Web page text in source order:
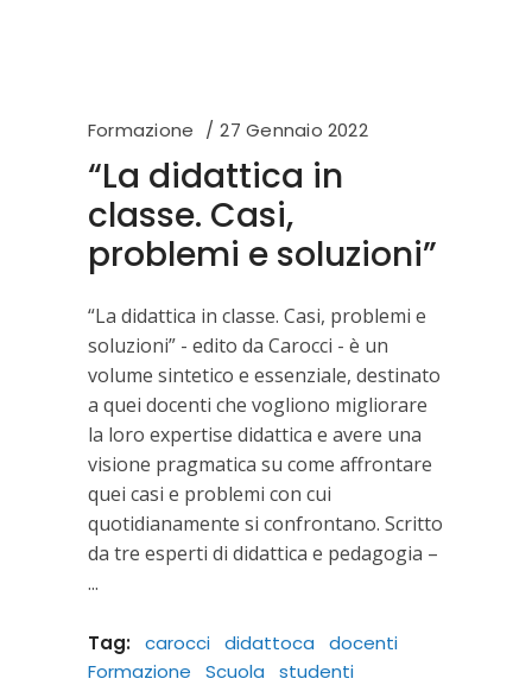
Formazione 27 Gennaio 2022
“La didattica in
classe. Casi,
problemi e soluzioni”
“La didattica in classe. Casi, problemi e
soluzioni” - edito da Carocci - è un
volume sintetico e essenziale, destinato
a quei docenti che vogliono migliorare
la loro expertise didattica e avere una
visione pragmatica su come affrontare
quei casi e problemi con cui
quotidianamente si confrontano. Scritto
da tre esperti di didattica e pedagogia –
Tag: carocci didattoca
docenti
Formazione
Scuola
studenti